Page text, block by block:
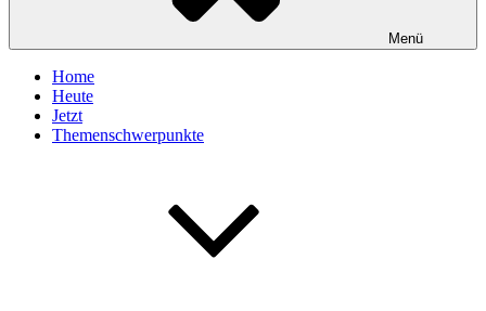
Menü
Home
Heute
Jetzt
Themenschwerpunkte